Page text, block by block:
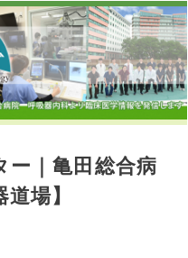
ー｜亀田総合病
場】